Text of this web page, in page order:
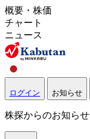
概要・株価
チャート
ニュース
ログイン お知らせ
株探からのお知らせ